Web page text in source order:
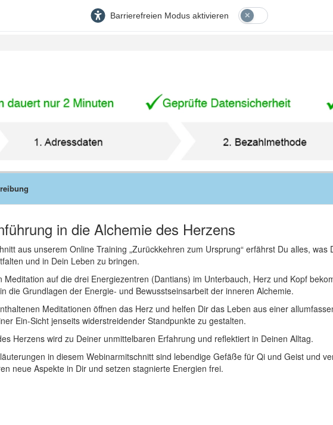
Barrierefreien Modus aktivieren
in die Alchemie des Herzens
aus unserem Online Training „Zurückkehren zum Ursprung“ erfährst Du alles,
und in Dein Leben zu bringen.
Meditation auf die drei Energiezentren (Dantians) im Unterbauch, Herz und Kopf
die Grundlagen der Energie- und Bewusstseinsarbeit der inneren Alchemie.
Meditationen öffnen das Herz und helfen Dir das Leben aus einer
Ein-Sicht jenseits widerstreidender Standpunkte zu gestalten.
Herzens wird zu Deiner unmittelbaren Erfahrung und reflektiert in Deinen Alltag.
in diesem Webinarmitschnitt sind lebendige Gefäße für Qi und Geist und
neue Aspekte in Dir und setzen stagnierte Energien frei.